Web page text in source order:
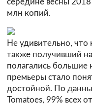
млн копий.
Не удивительно, что
также получивший
полагались
премьеры стало
достойной. По
Tomatoes, 99% всех